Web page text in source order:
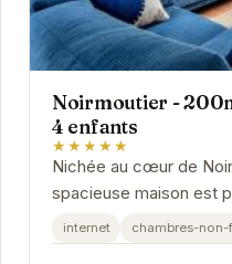
Noirmoutier -
4 enfants
★★★★★
Nichée au cœur de
spacieuse maison est
familles ou groupes
internet chambres-non-